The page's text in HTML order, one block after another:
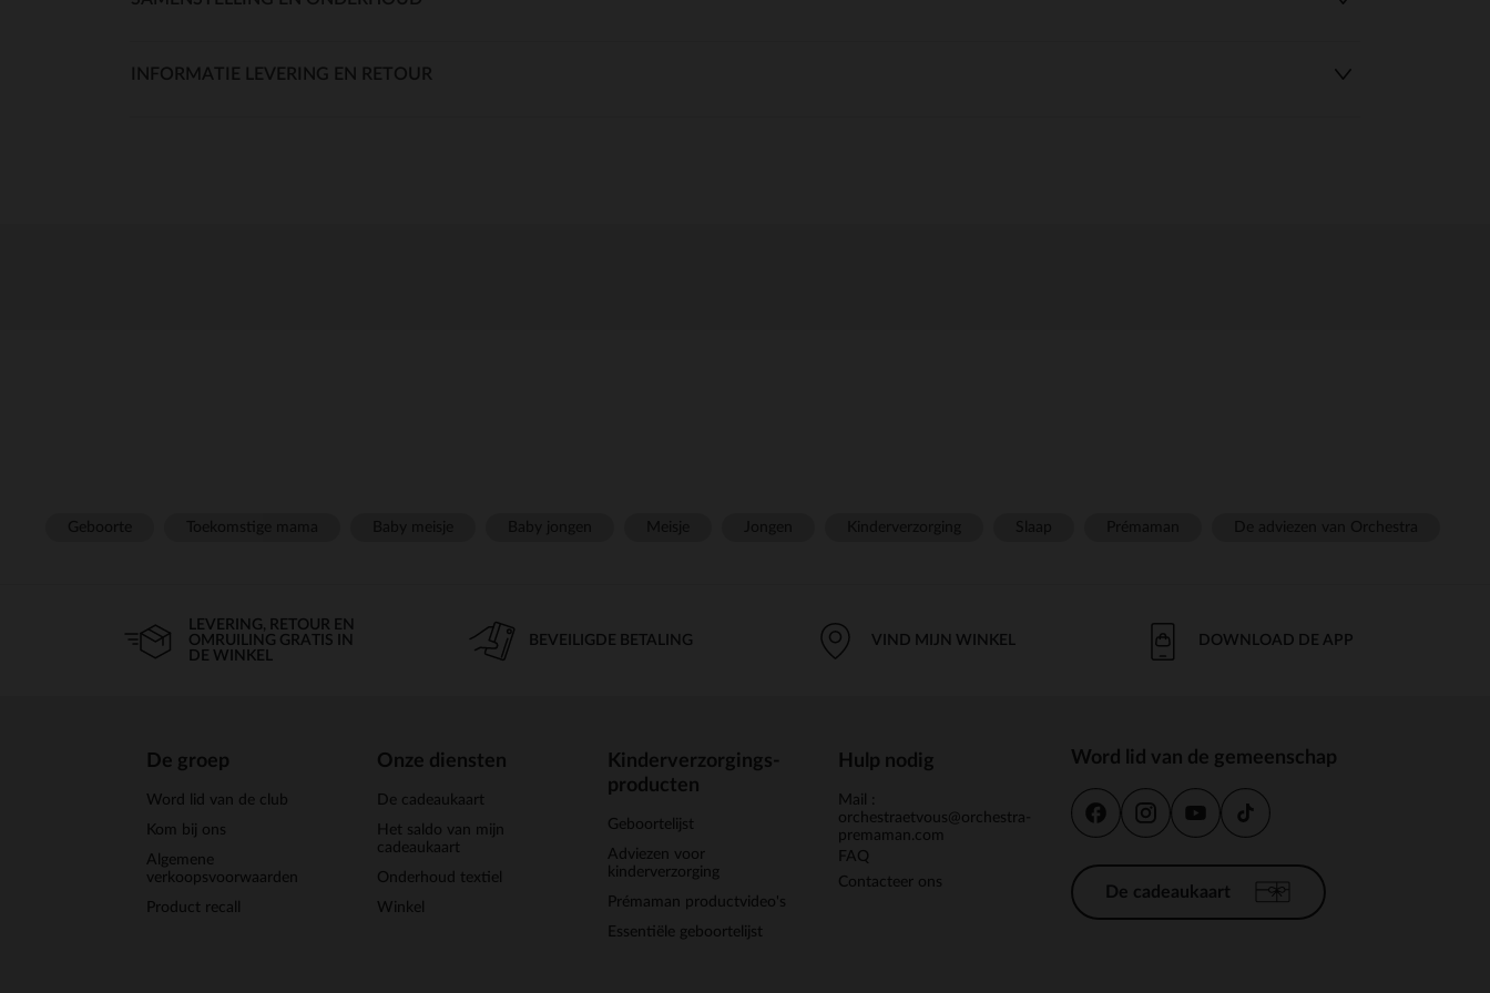
INFORMATIE LEVERING EN RETOUR
LEVERING, RETOUR EN
OMRUILING GRATIS IN
DE WINKEL
BEVEILIGDE BETALING VIND MIJN WINKEL DOWNLOAD DE APP
De groep
Word lid van de club
Kom bij ons
Algemene
verkoopsvoorwaarden
Product recall
Onze diensten
De cadeaukaart
Het saldo van mijn
cadeaukaart
Onderhoud textiel
Winkel
Kinderverzorgings-
producten
Geboortelijst
Adviezen voor
kinderverzorging
Prémaman productvideo's
Essentiële geboortelijst
Hulp nodig
Mail :
orchestraetvous@orchestra-
premaman.com
FAQ
Contacteer ons
Word lid van de gemeenschap
De cadeaukaart